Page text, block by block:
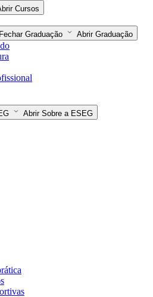
Cursos
Fechar Graduação Abrir Graduação
Abrir Sobre a ESEG